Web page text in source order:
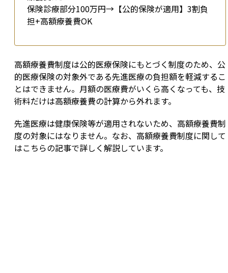
保険診療部分100万円→【公的保険が適用】3割負
担+高額療養費OK
高額療養費制度は公的医療保険にもとづく制度のため、公
的医療保険の対象外である先進医療の負担額を軽減するこ
とはできません。月額の医療費がいくら高くなっても、技
術料だけは高額療養費の計算から外れます。
先進医療は健康保険等が適用されないため、高額療養費制
度の対象にはなりません。なお、高額療養費制度に関して
はこちらの記事で詳しく解説しています。